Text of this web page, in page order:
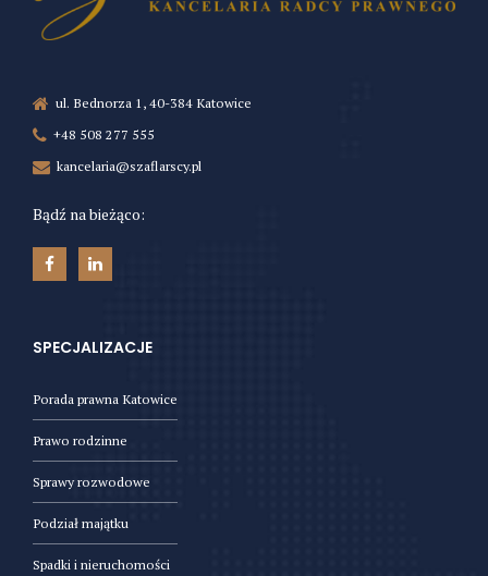
ul. Bednorza 1, 40-384 Katowice
+48 508 277 555
kancelaria@szaflarscy.pl
Bądź na bieżąco:
SPECJALIZACJE
Porada prawna Katowice
Prawo rodzinne
Sprawy rozwodowe
Podział majątku
Spadki i nieruchomości